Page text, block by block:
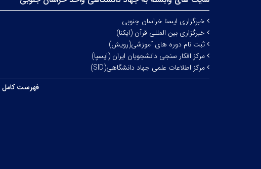
خبرگزاری ایسنا خراسان جنوبی
خبرگزاری بین المللی قرآن (ایکنا)
ثبت نام دوره های آموزشی(رویش)
مرکز افکار سنجی دانشجویان ایران (ایسپا)
مرکز اطلاعات علمی جهاد دانشگاهی(SID)
فهرست کامل